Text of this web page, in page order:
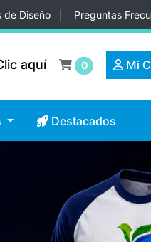
de Diseño Preguntas
aquí
aquí 0 Mi
Mi
Destacados
Destacados